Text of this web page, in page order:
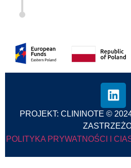
PROJEKT: CLININOTE ©
POLITYKA PRYWATNOŚCI I